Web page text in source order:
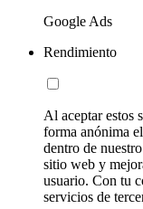
Google Ads
Rendimiento
Al aceptar estos
forma anónima
dentro de
sitio web y
usuario. Con tu
servicios de